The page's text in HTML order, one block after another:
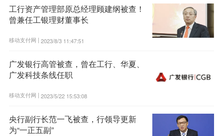
工行资产管理部原总经理顾建纲被查！
曾兼任工银理财董事长
移动支付网 | 2023/8/3 11:47:51
广发银行高管被查，曾在工行、华夏、
广发科技条线任职
移动支付网 | 2023/5/22 15:53:08
央行副行长范一飞被查，行领导更新
为“一正五副”